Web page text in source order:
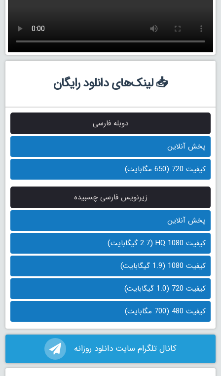
📥 لینک‌های دانلود رایگان
دوبله فارسی
پخش آنلاین
کیفیت 720 (650 مگابایت)
زیرنویس فارسی چسبیده
پخش آنلاین
کیفیت 1080 HQ (2.7 گیگابایت)
کیفیت 1080 (1.9 گیگابایت)
کیفیت 720 (1.0 گیگابایت)
کیفیت 480 (700 مگابایت)
کانال تلگرام سایت دانلود روزانه